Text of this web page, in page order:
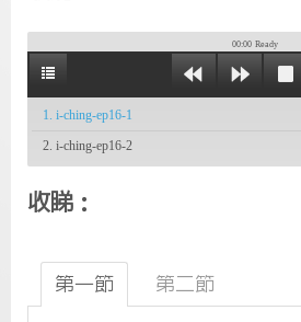
00:00 Ready
1. i-ching-ep16-1
2. i-ching-ep16-2
收睇：
第一節 第二節